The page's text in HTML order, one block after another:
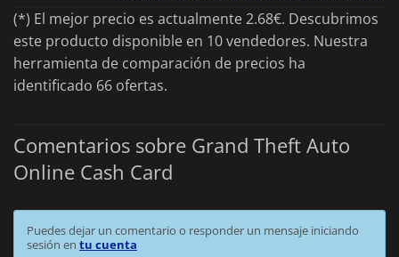
(*) El mejor precio es actualmente 2.68€. Descubrimos
este producto disponible en 10 vendedores. Nuestra
herramienta de comparación de precios ha
identificado 66 ofertas.
Comentarios sobre Grand Theft Auto
Online Cash Card
Puedes dejar un comentario o responder un mensaje iniciando
sesión en tu cuenta